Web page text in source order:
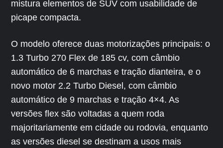
mistura elementos de SUV com usabilidade de
picape compacta.
O modelo oferece duas motorizações principais: o
1.3 Turbo 270 Flex de 185 cv, com câmbio
automático de 6 marchas e tração dianteira, e o
novo motor 2.2 Turbo Diesel, com câmbio
automático de 9 marchas e tração 4×4. As
versões flex são voltadas a quem roda
majoritariamente em cidade ou rodovia, enquanto
as versões diesel se destinam a usos mais